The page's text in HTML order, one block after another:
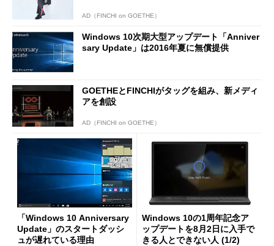
AD（FINCHI on GOETHE）
Windows 10次期大型アップデート「Anniver
sary Update」は2016年夏に無償提供
GOETHEとFINCHIがタッグを組み、新メディ
アを創設
AD（FINCHI on GOETHE）
「Windows 10 Anniversary
Update」のスタートダッシ
ュが遅れている理由
Windows 10の1周年記念ア
ップデートを8月2日に入手で
きる人とできない人 (1/2)